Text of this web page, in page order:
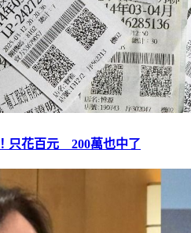
只花百元 200萬也中了